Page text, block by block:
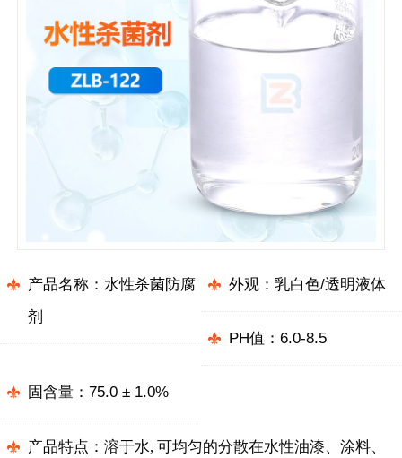
产品名称：水性杀菌防腐
剂
外观：乳白色/透明液体
PH值：6.0-8.5
固含量：75.0 ± 1.0%
产品特点： 溶于水, 可均匀的分散在水性油漆、涂料、